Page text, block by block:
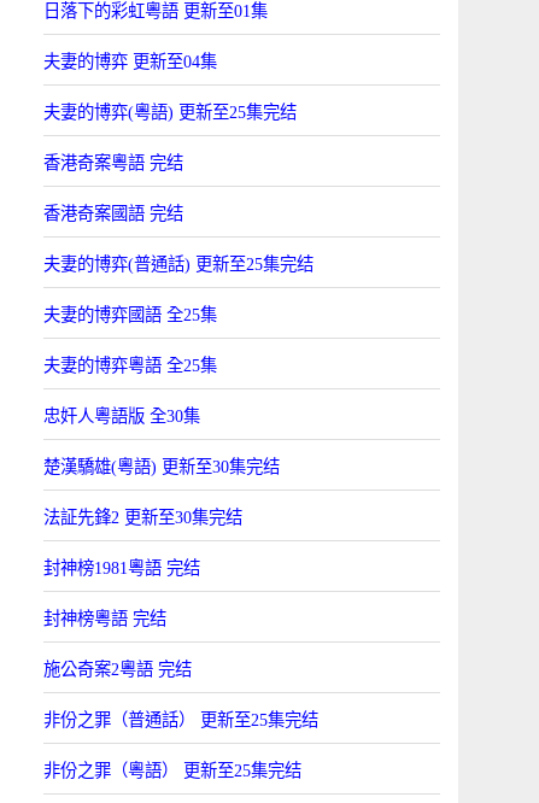
日落下的彩虹粵語 更新至01集
夫妻的博弈 更新至04集
夫妻的博弈(粵語) 更新至25集完结
香港奇案粵語 完结
香港奇案國語 完结
夫妻的博弈(普通話) 更新至25集完结
夫妻的博弈國語 全25集
夫妻的博弈粵語 全25集
忠奸人粵語版 全30集
楚漢驕雄(粵語) 更新至30集完结
法証先鋒2 更新至30集完结
封神榜1981粵語 完结
封神榜粵語 完结
施公奇案2粵語 完结
非份之罪（普通話） 更新至25集完结
非份之罪（粵語） 更新至25集完结